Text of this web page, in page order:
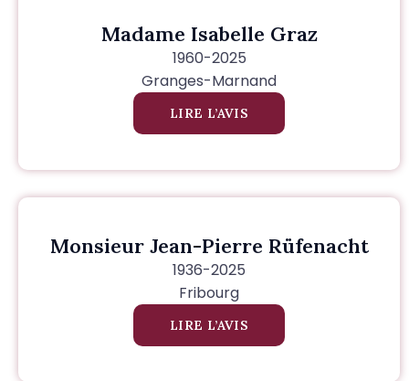
Madame Isabelle Graz
1960-2025
Granges-Marnand
LIRE L’AVIS
Monsieur Jean-Pierre Rüfenacht
1936-2025
Fribourg
LIRE L’AVIS